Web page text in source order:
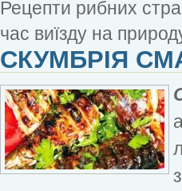
Рецепти рибних
час виїзду на
СКУМБРІЯ